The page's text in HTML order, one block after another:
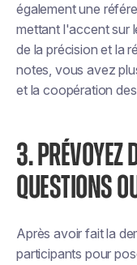
également une
mettant l'accent sur
de la précision et la
notes, vous avez
et la coopération
3. PRÉVOYEZ
QUESTIONS
Après avoir fait la
participants pour